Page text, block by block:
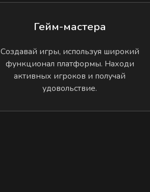
Гейм-мастера
Создавай игры, используя широкий
функционал платформы. Находи
активных игроков и получай
удовольствие.